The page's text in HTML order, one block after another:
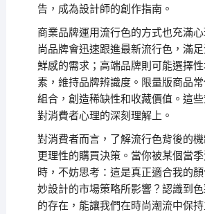
告，成為設計師的創作指南。
商業品牌運用流行色的方式也充滿
尚品牌會迅速跟進最新流行色，滿
鮮感的需求；高端品牌則可能選擇
素，維持品牌辨識度。限量版商品
組合，創造稀缺性和收藏價值。這
對消費者心理的深刻理解上。
對消費者而言，了解流行色背後的
更理性的購買決策。當你被某個當季
時，不妨思考：這是真正適合我的
妙設計的市場策略所影響？認識到
的存在，能讓我們在時尚潮流中保